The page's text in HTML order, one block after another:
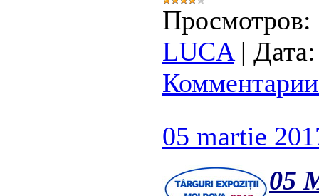
Просмотров:
LUCA | Дата:
05 martie
05